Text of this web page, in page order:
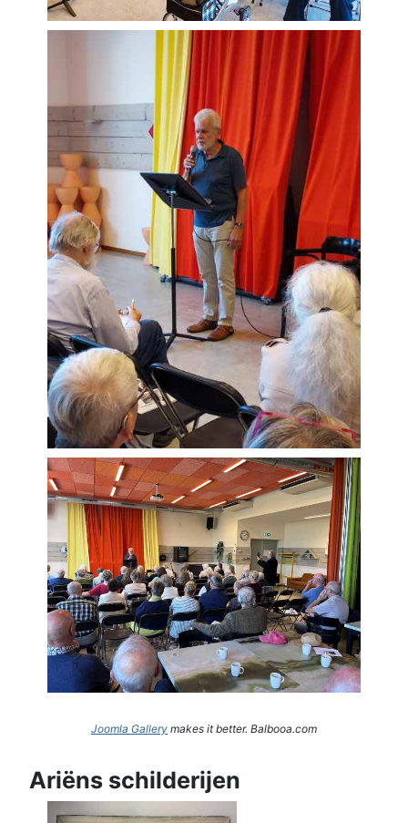
Joomla Gallery makes it better. Balbooa.com
Ariëns schilderijen